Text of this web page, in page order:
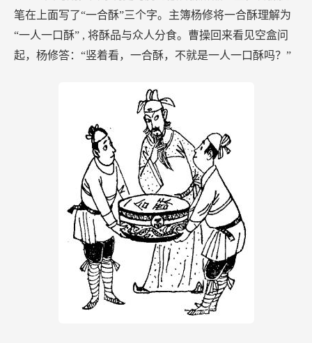
笔在上面写了“一合酥”三个字。主簿杨修将一合酥理解为
“一人一口酥” , 将酥品与众人分食。曹操回来看见空盒问
起，杨修答：“竖着看，一合酥，不就是一人一口酥吗？”